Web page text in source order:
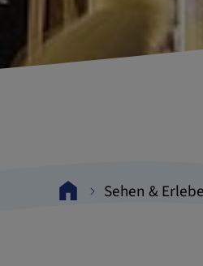
Sehen &